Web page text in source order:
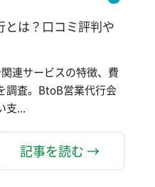
は？口コミ評判や
連サービスの特徴、費
調査。BtoB営業代行会
支...
記事を読む →